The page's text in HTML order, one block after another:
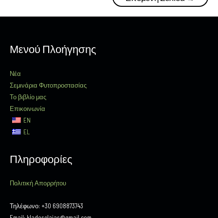
Μενού Πλοήγησης
Νέα
Σεμινάρια Φυτοπροστασίας
Το βιβλίο μας
Επικοινωνία
EN
EL
Πληροφορίες
Πολιτική Απορρήτου
Τηλέφωνο: +30 6908873743